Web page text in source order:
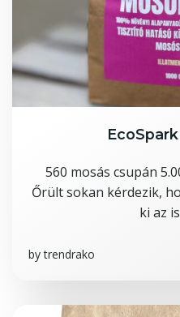
560 mosás csupán
Őrült sokan kérdezik,
ki az
by trendrako